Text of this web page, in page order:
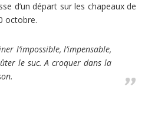
d’un départ sur les chapeaux de
octobre.
l’impossible, l’impensable,
le suc. A croquer dans la